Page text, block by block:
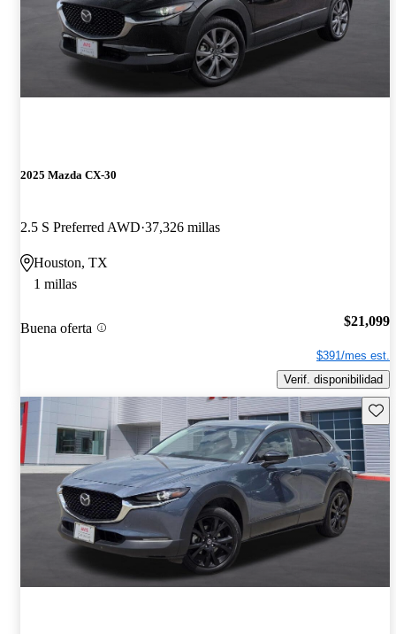
2025 Mazda CX-30
2.5 S Preferred AWD 37,326 millas
Houston, TX
1 millas
Buena oferta $21,099
$391/mes est.
Verif. disponibilidad